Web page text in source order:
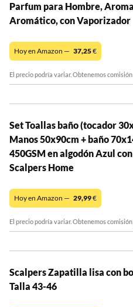
Parfum para Hombre,
Aromático, con Vaporizador
Hoy en Amazon — 37,25€
El precio podría variar. Obtenemos
Set Toallas baño (tocador
Manos 50x90cm + baño
450GSM en algodón Azul
Scalpers Home
Hoy en Amazon — 29,99€
El precio podría variar. Obtenemos
Scalpers Zapatilla lisa con
Talla 43-46